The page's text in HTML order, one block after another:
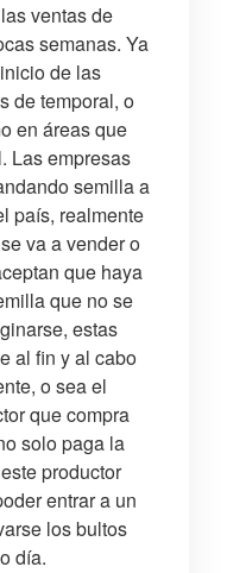
ventas de
semanas. Ya
de las
de temporal, o
en áreas que
Las empresas
semilla a
país, realmente
va a vender o
que haya
que no se
estas
al fin y al cabo
o sea el
que compra
solo paga la
productor
entrar a un
los bultos
día.